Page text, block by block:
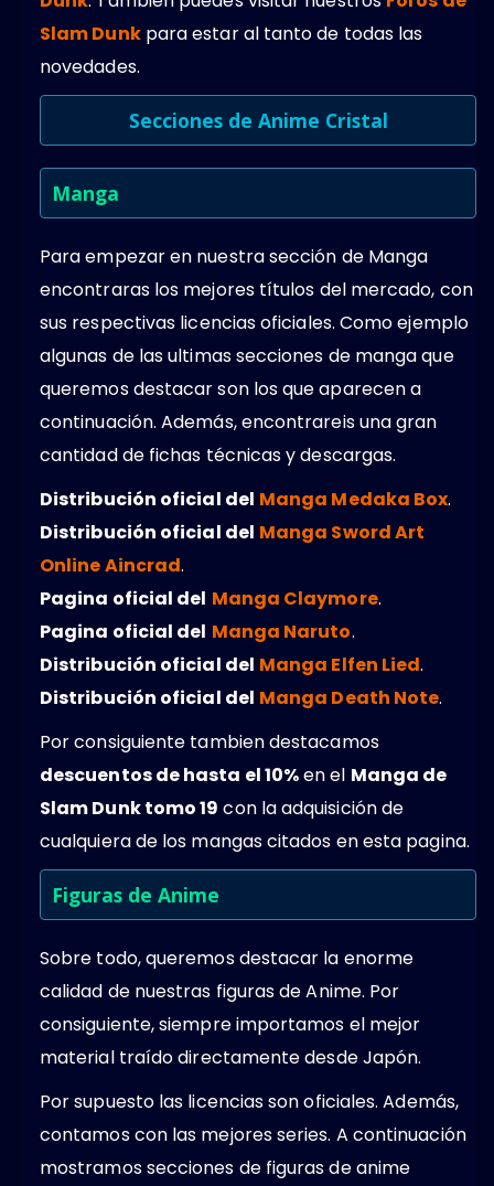
Slam Dunkpara estar al tanto de todas las
novedades.
Secciones de Anime Cristal
Manga
Para empezar en nuestra sección de Manga
encontraras los mejores títulos del mercado, con
sus respectivas licencias oficiales. Como ejemplo
algunas de las ultimas secciones de manga que
queremos destacar son los que aparecen a
continuación. Además, encontrareis una gran
cantidad de fichas técnicas y descargas.
Distribución oficial del Manga Medaka Box.
Distribución oficial del Manga Sword Art
Online Aincrad.
Pagina oficial del Manga Claymore.
Pagina oficial del Manga Naruto.
Distribución oficial del Manga Elfen Lied.
Distribución oficial del Manga Death Note.
Por consiguiente tambien destacamos
descuentos de hasta el 10%en el Manga de
Slam Dunk tomo 19 con la adquisición de
cualquiera de los mangas citados en esta pagina.
Figuras de Anime
Sobre todo, queremos destacar la enorme
calidad de nuestras figuras de Anime. Por
consiguiente, siempre importamos el mejor
material traído directamente desde Japón.
Por supuesto las licencias son oficiales. Además,
contamos con las mejores series. A continuación
mostramos secciones de figuras de anime